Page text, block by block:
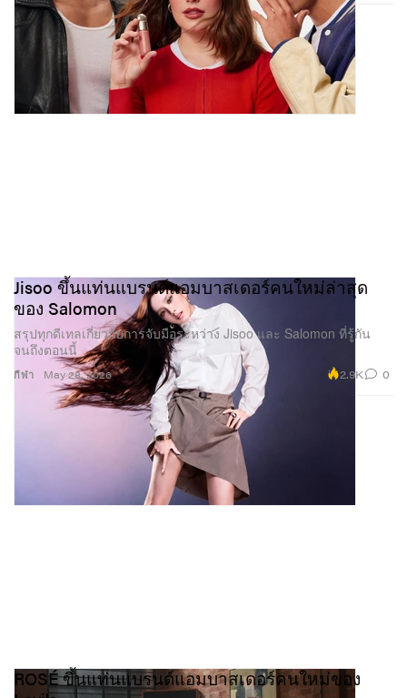
กีฬา
Jisoo ขึ้นแท่นแบรนด์แอมบาสเดอร์คนใหม่ล่าสุด
ของ Salomon
สรุปทุกดีเทลเกี่ยวกับการจับมือระหว่าง Jisoo และ Salomon ที่รู้กัน
จนถึงตอนนี้
May 28, 2026 2.9K 0
ROSÉ ขึ้นแท่นแบรนด์แอมบาสเดอร์คนใหม่ของ